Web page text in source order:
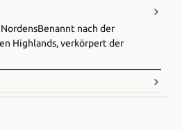
​Benannt nach der
Highlands, verkörpert der